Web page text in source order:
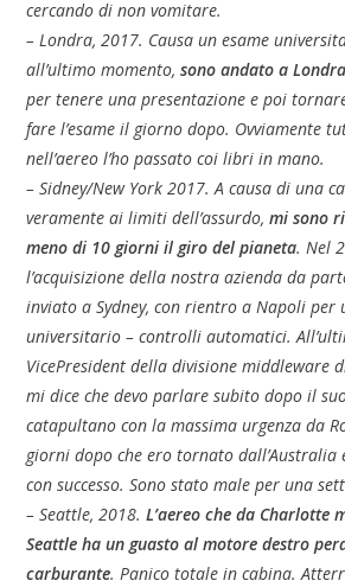
cercando di non vomitare.
– Londra, 2017. Causa un esame
all’ultimo momento,sono andato a
per tenere una presentazione e poi
fare l’esame il giorno dopo. Ovviamente
nell’aereo l’ho passato coi libri in mano.
– Sidney/New York 2017. A causa di una
veramente ai limiti dell’assurdo,mi sono
meno di 10 giorni il giro del pianeta. Nel
l’acquisizione della nostra azienda da
inviato a Sydney, con rientro a Napoli per
universitario – controlli automatici.
VicePresident della divisione middleware
mi dice che devo parlare subito dopo il
catapultano con la massima urgenza da
giorni dopo che ero tornato dall’Australia
con successo. Sono stato male per una
– Seattle, 2018.L’aereo che da Charlotte
Seattle ha un guasto al motore destro
carburante. Panico totale in cabina.